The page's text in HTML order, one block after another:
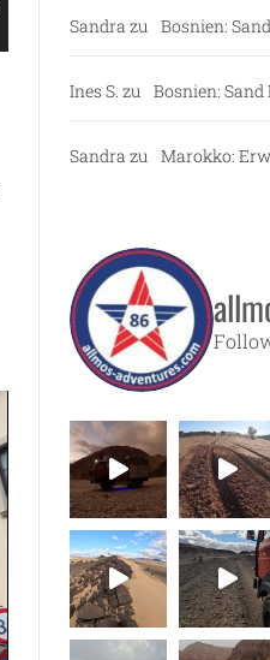
Sandra zu Bosnien:
Ines S. zu Bosnien:
Sandra zu Marokko: